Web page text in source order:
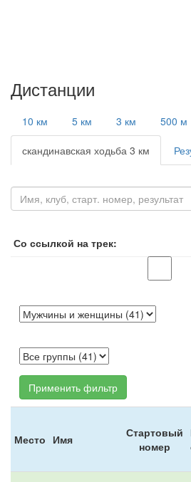
Дистанции
10 км 5 км 3 км 500 м
скандинавская ходьба 3 км
Со ссылкой на трек:
Применить фильтр
Место Имя
Стартовый
номер